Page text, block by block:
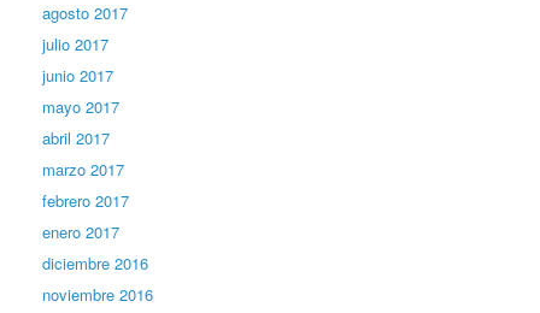
agosto 2017
julio 2017
junio 2017
mayo 2017
abril 2017
marzo 2017
febrero 2017
enero 2017
diciembre 2016
noviembre 2016